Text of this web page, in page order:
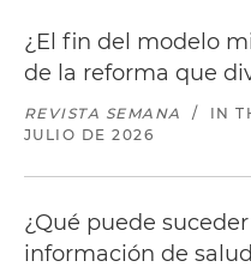
¿El fin del modelo
de la reforma que
REVISTA SEMANA / IN
JULIO DE 2026
¿Qué puede
información de